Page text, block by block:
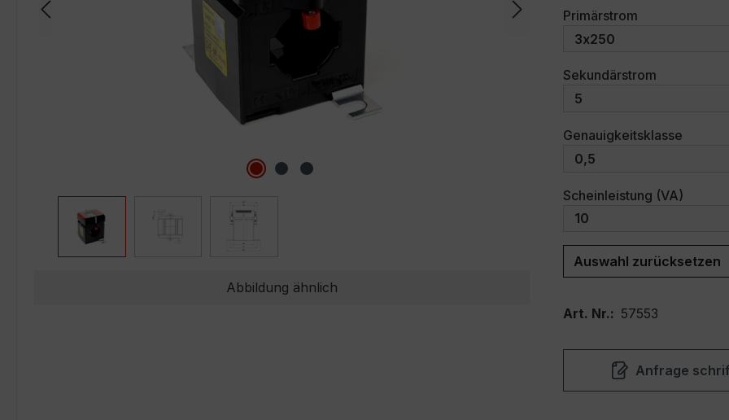
Abbildung ähnlich
Primärstrom
Sekundärstrom
Genauigkeitsklasse
Scheinleistung (VA)
Auswahl zurücksetzen
Art. Nr.: 57553
Anfrage